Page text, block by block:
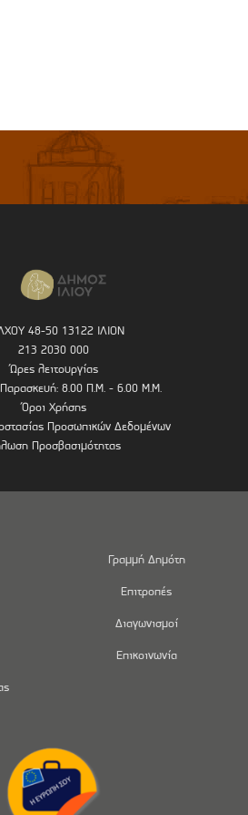
48-50 13122 ΙΛΙΟΝ
213 2030 000
Ώρες λειτουργίας
8.00 Π.Μ. - 6.00 Μ.Μ.
Όροι Χρήσης
Προσωπικών Δεδομένων
Προσβασιμότητας
Γραμμή Δημότη
Επιτροπές
Διαγωνισμοί
Επικοινωνία